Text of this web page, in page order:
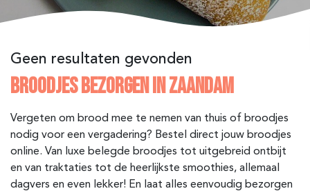
Geen resultaten gevonden
BROODJES BEZORGEN IN ZAANDAM
Vergeten om brood mee te nemen van thuis of broodjes
nodig voor een vergadering? Bestel direct jouw broodjes
online. Van luxe belegde broodjes tot uitgebreid ontbijt
en van traktaties tot de heerlijkste smoothies, allemaal
dagvers en even lekker! En laat alles eenvoudig bezorgen